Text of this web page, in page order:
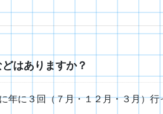
はありますか？
年に３回（７月・１２月・３月）行